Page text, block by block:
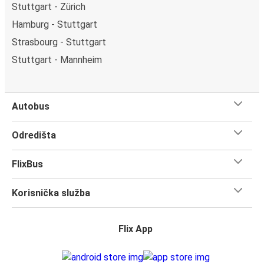
Stuttgart - Zürich
Hamburg - Stuttgart
Strasbourg - Stuttgart
Stuttgart - Mannheim
Autobus
Odredišta
FlixBus
Korisnička služba
Flix App